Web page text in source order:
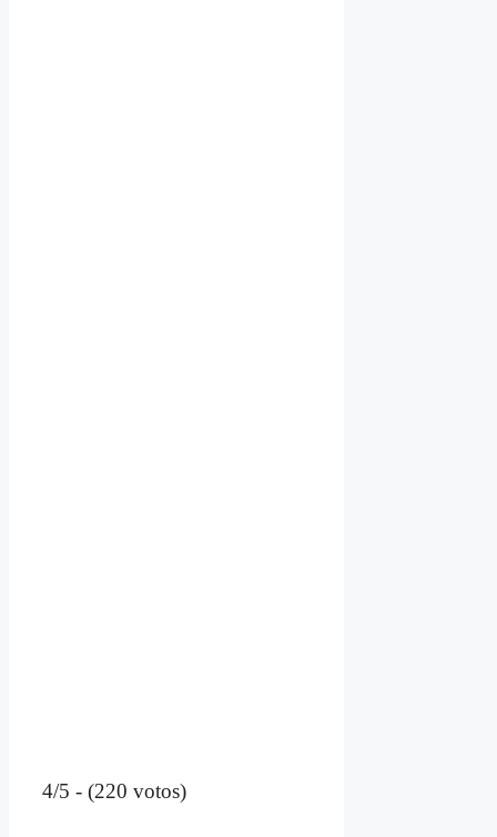
4/5 - (220 votos)